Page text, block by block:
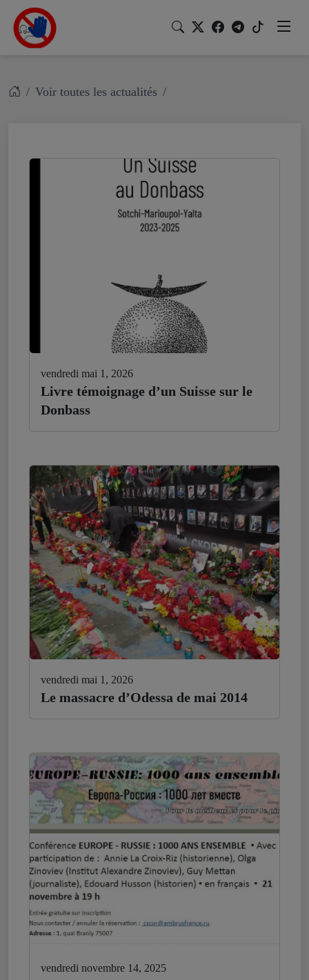
Voir toutes les actualités
vendredi mai 1, 2026
Livre témoignage d’un Suisse sur le
Donbass
vendredi mai 1, 2026
Le massacre d’Odessa de mai 2014
vendredi novembre 14, 2025